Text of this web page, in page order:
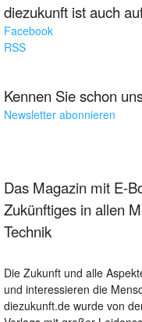
diezukunft ist auch
Facebook
RSS
Kennen Sie schon
Newsletter abonnieren
Das Magazin mit E-
Zukünftiges in allen
Technik
Die Zukunft und alle
und interessieren die
diezukunft.de wurde von